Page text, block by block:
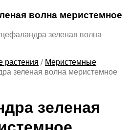
волна меристемное
зеленая волна
растения / Меристемные
зеленая волна меристемное
зеленая